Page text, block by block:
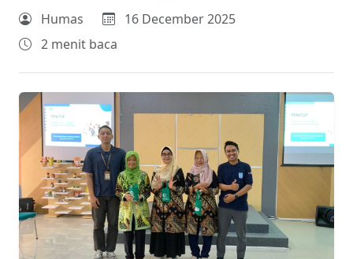
Humas
16 December 2025
2 menit baca